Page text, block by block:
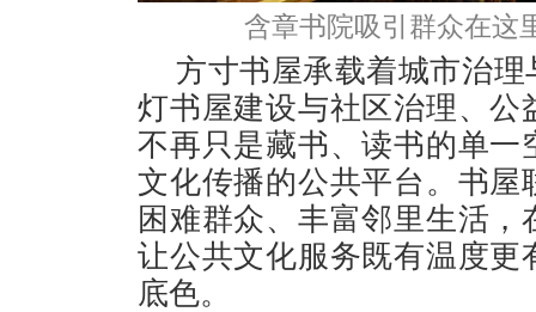
含章书院吸引群众在这
方寸书屋承载着城市治
灯书屋建设与社区治理、
不再只是藏书、读书的单
文化传播的公共平台。书
困难群众、丰富邻里生活
让公共文化服务既有温度
底色。